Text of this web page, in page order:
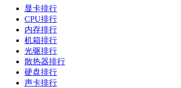
显卡排行
CPU排行
内存排行
机箱排行
光驱排行
散热器排行
硬盘排行
声卡排行